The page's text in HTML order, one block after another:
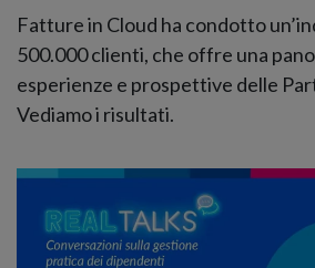
Fatture in Cloud ha condotto
500.000 clienti, che offre una
esperienze e prospettive delle
Vediamo i risultati.